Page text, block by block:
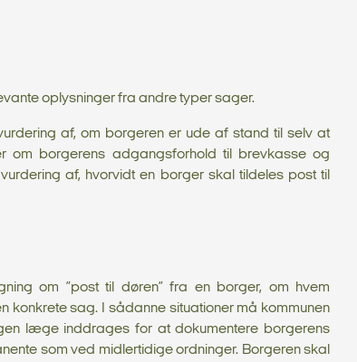
oplysninger fra andre typer sager.
af, om borgeren er ude af stand til selv at
om borgerens adgangsforhold til brevkasse og
af, hvorvidt en borger skal tildeles post til
om ”post til døren” fra en borger, om hvem
konkrete sag. I sådanne situationer må kommunen
læge inddrages for at dokumentere borgerens
som ved midlertidige ordninger. Borgeren skal